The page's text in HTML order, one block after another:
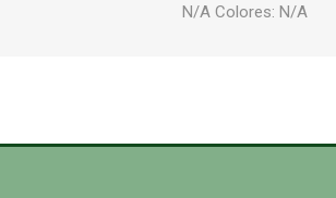
N/A Colores: N/A